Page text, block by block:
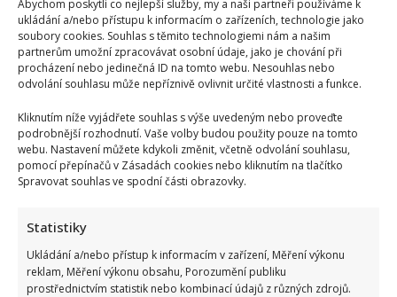
Abychom poskytli co nejlepší služby, my a naši partneři používáme k
ukládání a/nebo přístupu k informacím o zařízeních, technologie jako
soubory cookies. Souhlas s těmito technologiemi nám a našim
partnerům umožní zpracovávat osobní údaje, jako je chování při
procházení nebo jedinečná ID na tomto webu. Nesouhlas nebo
odvolání souhlasu může nepříznivě ovlivnit určité vlastnosti a funkce.
Kliknutím níže vyjádřete souhlas s výše uvedeným nebo proveďte
podrobnější rozhodnutí. Vaše volby budou použity pouze na tomto
webu. Nastavení můžete kdykoli změnit, včetně odvolání souhlasu,
pomocí přepínačů v Zásadách cookies nebo kliknutím na tlačítko
Spravovat souhlas ve spodní části obrazovky.
Statistiky
Ukládání a/nebo přístup k informacím v zařízení, Měření výkonu
reklam, Měření výkonu obsahu, Porozumění publiku
prostřednictvím statistik nebo kombinací údajů z různých zdrojů.